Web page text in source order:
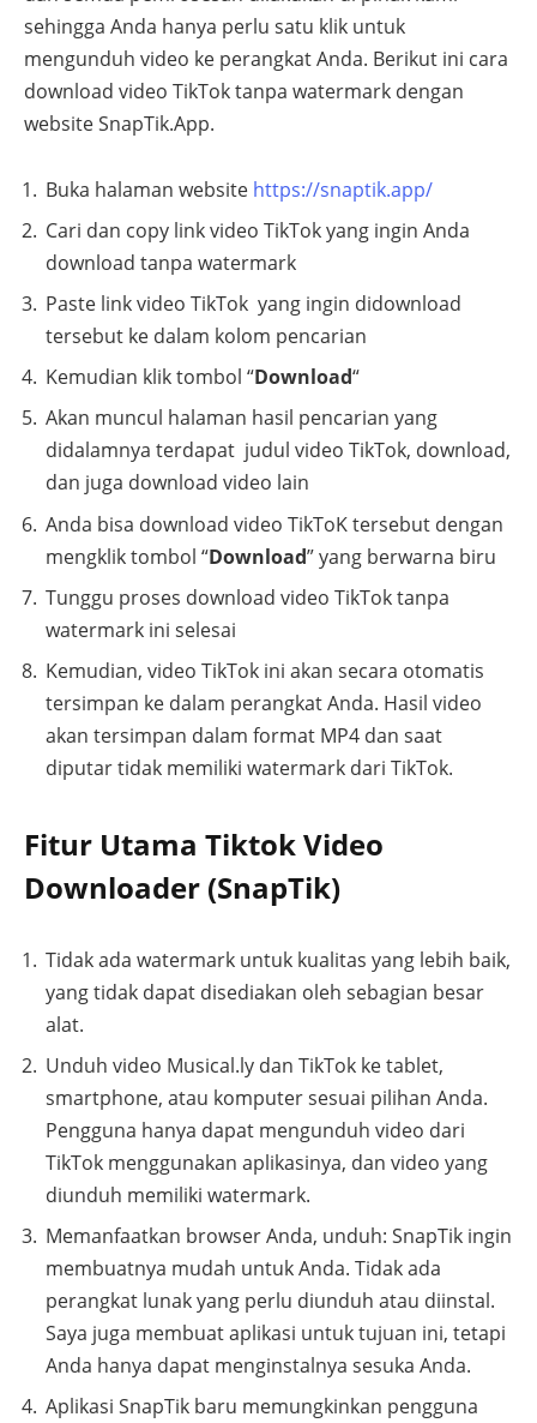
sehingga Anda hanya perlu satu klik untuk
mengunduh video ke perangkat Anda. Berikut ini cara
download video TikTok tanpa watermark dengan
website SnapTik.App.
Buka halaman website https://snaptik.app/
Cari dan copy link video TikTok yang ingin Anda
download tanpa watermark
Paste link video TikTok yang ingin didownload
tersebut ke dalam kolom pencarian
Kemudian klik tombol “Download“
Akan muncul halaman hasil pencarian yang
didalamnya terdapat judul video TikTok, download,
dan juga download video lain
Anda bisa download video TikToK tersebut dengan
mengklik tombol “Download” yang berwarna biru
Tunggu proses download video TikTok tanpa
watermark ini selesai
Kemudian, video TikTok ini akan secara otomatis
tersimpan ke dalam perangkat Anda. Hasil video
akan tersimpan dalam format MP4 dan saat
diputar tidak memiliki watermark dari TikTok.
Fitur Utama Tiktok Video
Downloader (SnapTik)
Tidak ada watermark untuk kualitas yang lebih baik,
yang tidak dapat disediakan oleh sebagian besar
alat.
Unduh video Musical.ly dan TikTok ke tablet,
smartphone, atau komputer sesuai pilihan Anda.
Pengguna hanya dapat mengunduh video dari
TikTok menggunakan aplikasinya, dan video yang
diunduh memiliki watermark.
Memanfaatkan browser Anda, unduh: SnapTik ingin
membuatnya mudah untuk Anda. Tidak ada
perangkat lunak yang perlu diunduh atau diinstal.
Saya juga membuat aplikasi untuk tujuan ini, tetapi
Anda hanya dapat menginstalnya sesuka Anda.
Aplikasi SnapTik baru memungkinkan pengguna